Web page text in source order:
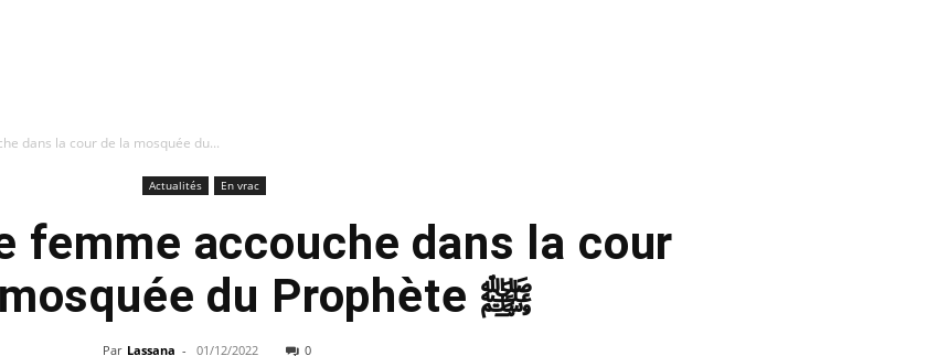
dans la cour de la mosquée du...
Actualités En vrac
femme accouche dans la cour
de la mosquée du Prophète ﷺ
Par Lassana - 01/12/2022 0